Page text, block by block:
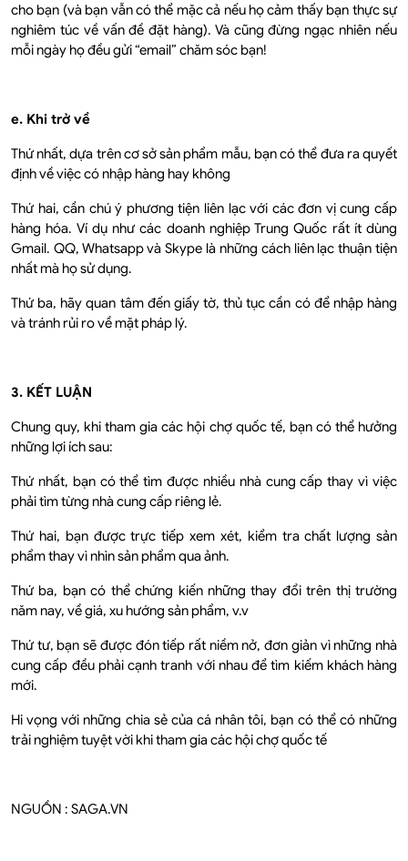
cho bạn (và bạn vẫn có thể mặc cả nếu họ cảm thấy bạn thực sự
nghiêm túc về vấn đề đặt hàng). Và cũng đừng ngạc nhiên nếu
mỗi ngày họ đều gửi “email” chăm sóc bạn!
e. Khi trở về
Thứ nhất, dựa trên cơ sở sản phẩm mẫu, bạn có thể đưa ra quyết
định về việc có nhập hàng hay không
Thứ hai, cần chú ý phương tiện liên lạc với các đơn vị cung cấp
hàng hóa. Ví dụ như các doanh nghiệp Trung Quốc rất ít dùng
Gmail. QQ, Whatsapp và Skype là những cách liên lạc thuận tiện
nhất mà họ sử dụng.
Thứ ba, hãy quan tâm đến giấy tờ, thủ tục cần có để nhập hàng
và tránh rủi ro về mặt pháp lý.
3. KẾT LUẬN
Chung quy, khi tham gia các hội chợ quốc tế, bạn có thể hưởng
những lợi ích sau:
Thứ nhất, bạn có thể tìm được nhiều nhà cung cấp thay vì việc
phải tìm từng nhà cung cấp riêng lẻ.
Thứ hai, bạn được trực tiếp xem xét, kiểm tra chất lượng sản
phẩm thay vì nhìn sản phẩm qua ảnh.
Thứ ba, bạn có thể chứng kiến những thay đổi trên thị trường
năm nay, về giá, xu hướng sản phẩm, v.v
Thứ tư, bạn sẽ được đón tiếp rất niềm nở, đơn giản vì những nhà
cung cấp đều phải cạnh tranh với nhau để tìm kiếm khách hàng
mới.
Hi vọng với những chia sẻ của cá nhân tôi, bạn có thể có những
trải nghiệm tuyệt vời khi tham gia các hội chợ quốc tế
NGUỒN : SAGA.VN